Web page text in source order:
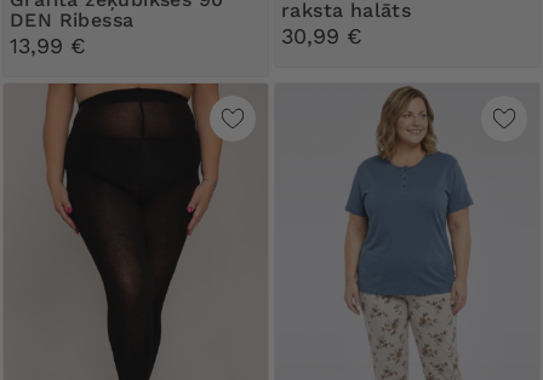
DEN Ribessa
13,99 €
raksta halāts
30,99 €